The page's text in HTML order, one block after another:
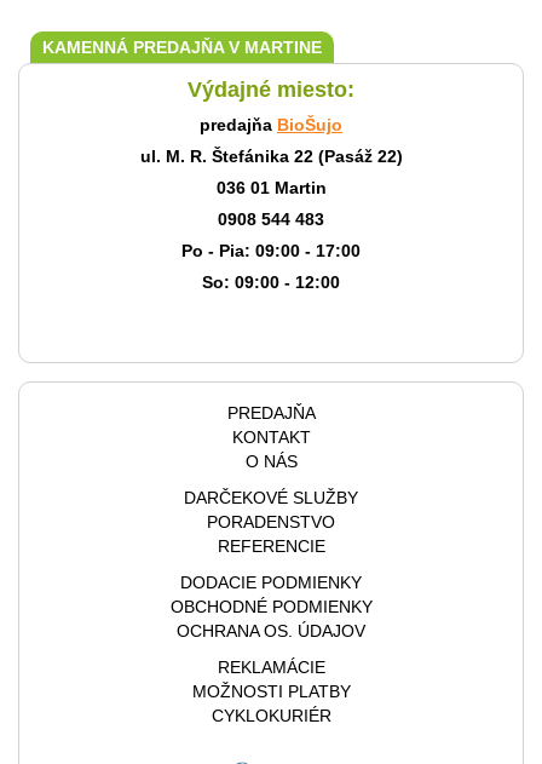
KAMENNÁ PREDAJŇA V MARTINE
Výdajné miesto:
predajňa BioŠujo
ul. M. R. Štefánika 22 (Pasáž 22)
036 01 Martin
0908 544 483
Po - Pia: 09:00 - 17:00
So: 09:00 - 12:00
PREDAJŇA
KONTAKT
O NÁS
DARČEKOVÉ SLUŽBY
PORADENSTVO
REFERENCIE
DODACIE PODMIENKY
OBCHODNÉ PODMIENKY
OCHRANA OS. ÚDAJOV
REKLAMÁCIE
MOŽNOSTI PLATBY
CYKLOKURIÉR